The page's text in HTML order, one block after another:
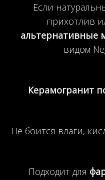
Если
прихотлив
альтернативные
видом
Керамогранит
Не боится влаги,
Подходит для